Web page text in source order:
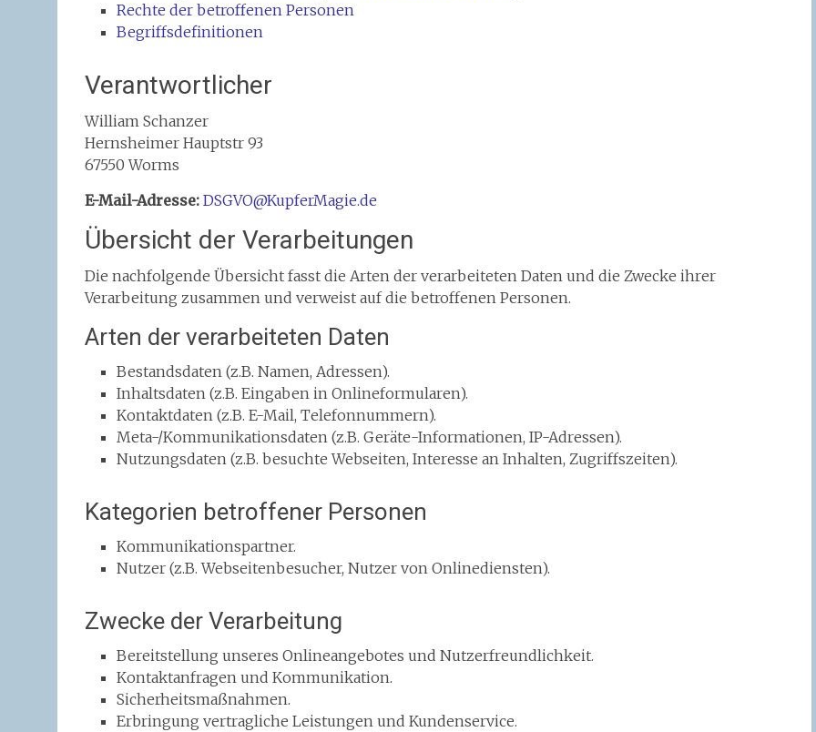
Rechte der betroffenen Personen
Begriffsdefinitionen
Verantwortlicher
William Schanzer
Hernsheimer Hauptstr 93
67550 Worms
E-Mail-Adresse: DSGVO@KupferMagie.de
Übersicht der Verarbeitungen
Die nachfolgende Übersicht fasst die Arten der verarbeiteten Daten und die Zwecke ihrer
Verarbeitung zusammen und verweist auf die betroffenen Personen.
Arten der verarbeiteten Daten
Bestandsdaten (z.B. Namen, Adressen).
Inhaltsdaten (z.B. Eingaben in Onlineformularen).
Kontaktdaten (z.B. E-Mail, Telefonnummern).
Meta-/Kommunikationsdaten (z.B. Geräte-Informationen, IP-Adressen).
Nutzungsdaten (z.B. besuchte Webseiten, Interesse an Inhalten, Zugriffszeiten).
Kategorien betroffener Personen
Kommunikationspartner.
Nutzer (z.B. Webseitenbesucher, Nutzer von Onlinediensten).
Zwecke der Verarbeitung
Bereitstellung unseres Onlineangebotes und Nutzerfreundlichkeit.
Kontaktanfragen und Kommunikation.
Sicherheitsmaßnahmen.
Erbringung vertragliche Leistungen und Kundenservice.